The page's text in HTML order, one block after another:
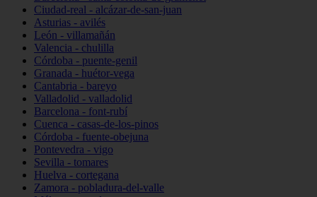
Ciudad-real - alcázar-de-san-juan
Asturias - avilés
León - villamañán
Valencia - chulilla
Córdoba - puente-genil
Granada - huétor-vega
Cantabria - bareyo
Valladolid - valladolid
Barcelona - font-rubí
Cuenca - casas-de-los-pinos
Córdoba - fuente-obejuna
Pontevedra - vigo
Sevilla - tomares
Huelva - cortegana
Zamora - pobladura-del-valle